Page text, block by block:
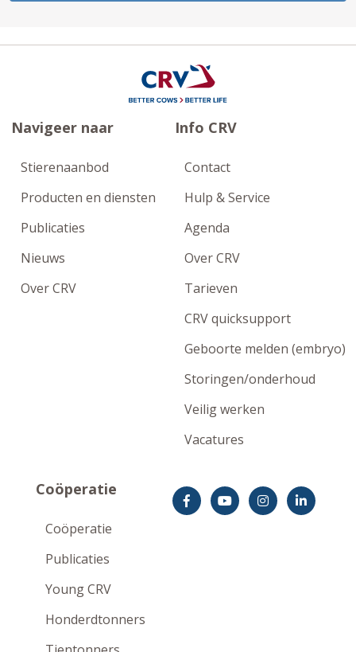
Navigeer naar
Stierenaanbod
Producten en diensten
Publicaties
Nieuws
Over CRV
Info CRV
Contact
Hulp & Service
Agenda
Over CRV
Tarieven
CRV quicksupport
Geboorte melden (embryo)
Storingen/onderhoud
Veilig werken
Vacatures
Coöperatie
Coöperatie
Publicaties
Young CRV
Honderdtonners